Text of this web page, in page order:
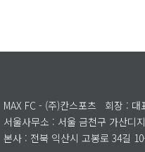
MAX FC - (주)칸스포츠 회장 : 대
서울사무소 : 서울 금천구 가산디
본사 : 전북 익산시 고봉로 34길